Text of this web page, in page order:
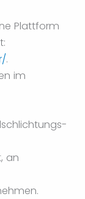
Plattform
.
im
an